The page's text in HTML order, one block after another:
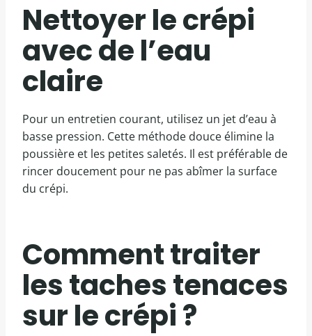
Nettoyer le crépi
avec de l’eau
claire
Pour un entretien courant, utilisez un jet d’eau à
basse pression. Cette méthode douce élimine la
poussière et les petites saletés. Il est préférable de
rincer doucement pour ne pas abîmer la surface
du crépi.
Comment traiter
les taches tenaces
sur le crépi ?